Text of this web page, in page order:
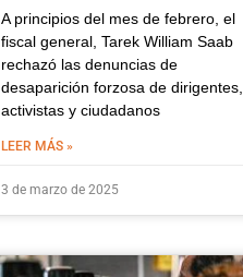
A principios del mes de febrero, el
fiscal general, Tarek William Saab
rechazó las denuncias de
desaparición forzosa de dirigentes,
activistas y ciudadanos
LEER MÁS »
3 de marzo de 2025